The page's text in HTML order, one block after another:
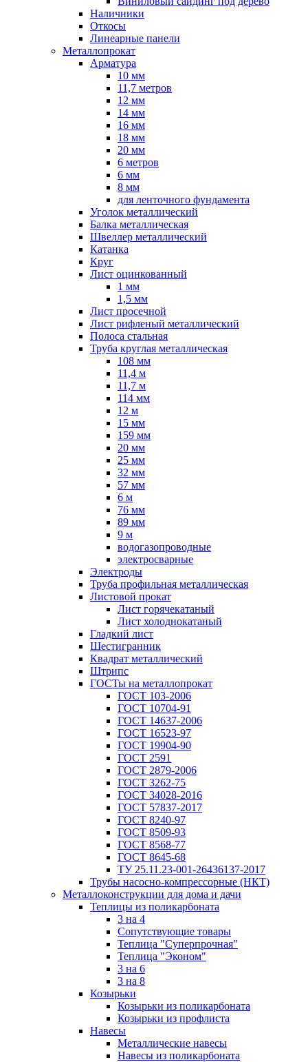
Наличники
Откосы
Линеарные панели
Металлопрокат
Арматура
10 мм
11,7 метров
12 мм
14 мм
16 мм
18 мм
20 мм
6 метров
6 мм
8 мм
для ленточного фундамента
Уголок металлический
Балка металлическая
Швеллер металлический
Катанка
Круг
Лист оцинкованный
1 мм
1,5 мм
Лист просечной
Лист рифленый металлический
Полоса стальная
Труба круглая металлическая
108 мм
11,4 м
11,7 м
114 мм
12 м
15 мм
159 мм
20 мм
25 мм
32 мм
57 мм
6 м
76 мм
89 мм
9 м
водогазопроводные
электросварные
Электроды
Труба профильная металлическая
Листовой прокат
Лист горячекатаный
Лист холоднокатаный
Гладкий лист
Шестигранник
Квадрат металлический
Штрипс
ГОСТы на металлопрокат
ГОСТ 103-2006
ГОСТ 10704-91
ГОСТ 14637-2006
ГОСТ 16523-97
ГОСТ 19904-90
ГОСТ 2591
ГОСТ 2879-2006
ГОСТ 3262-75
ГОСТ 34028-2016
ГОСТ 57837-2017
ГОСТ 8240-97
ГОСТ 8509-93
ГОСТ 8568-77
ГОСТ 8645-68
ТУ 25.11.23-001-26436137-2017
Трубы насосно-компрессорные (НКТ)
Металлоконструкции для дома и дачи
Теплицы из поликарбоната
3 на 4
Сопутствующие товары
Теплица "Суперпрочная"
Теплица "Эконом"
3 на 6
3 на 8
Козырьки
Козырьки из поликарбоната
Козырьки из профлиста
Навесы
Металлические навесы
Навесы из поликарбоната